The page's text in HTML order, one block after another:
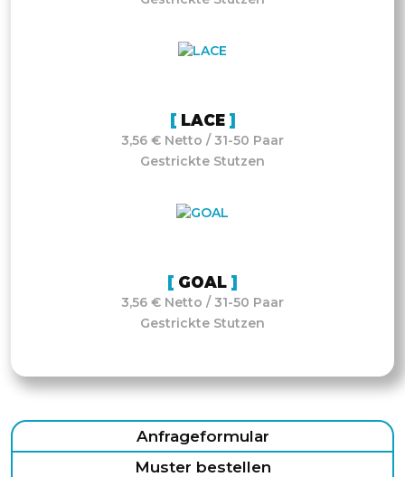
LACE
3,56 € Netto / 31-50 Paar
Gestrickte Stutzen
GOAL
3,56 € Netto / 31-50 Paar
Gestrickte Stutzen
Anfrageformular
Muster bestellen